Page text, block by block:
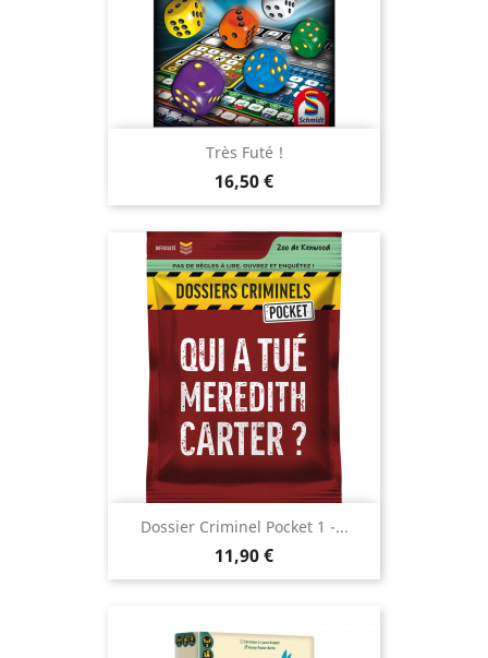
Très Futé !
Prix
16,50 €
Dossier Criminel Pocket 1 -...
Prix
11,90 €